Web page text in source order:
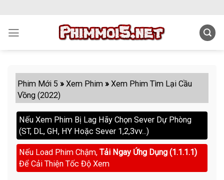
content
Phim Mới 5 »Xem Phim »Xem Phim Tìm Lại Cầu
Vồng (2022)
Nếu Xem Phim Bị Lag Hãy Chọn Sever Dự Phòng
(ST, DL, GH, HY Hoặc Sever 1,2,3vv...)
Nếu Load Phim Chậm, Tải Ngay Ứng Dụng (1.1.1.1)
Để Cải Thiện Tốc Độ Xem